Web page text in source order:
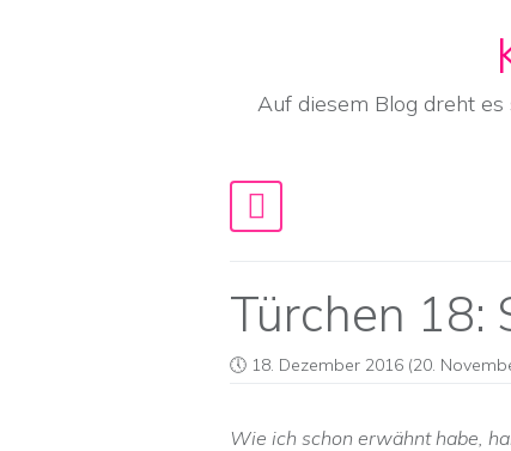
Auf diesem Blog dreht es
Main Navigation
Türchen 18:
18. Dezember 2016 (20.
Wie ich schon erwähnt habe,